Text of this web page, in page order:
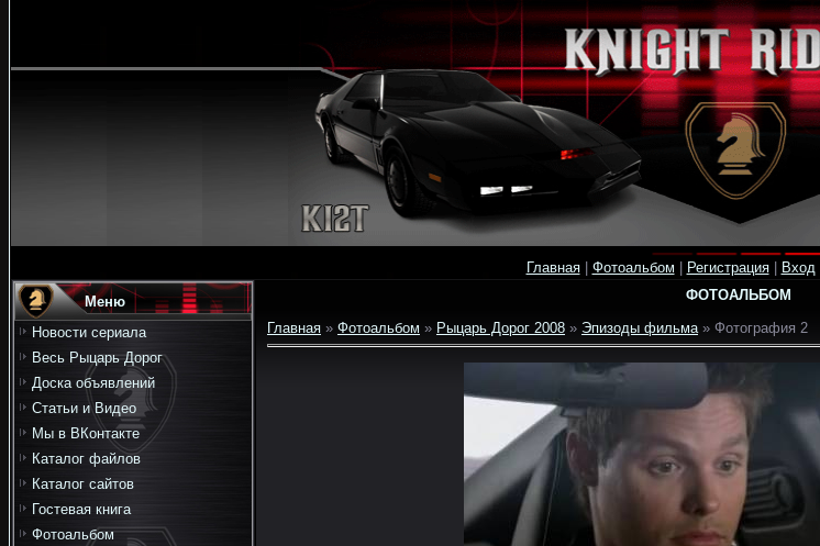
Главная| Фотоальбом Регистрация| Вход|
Меню
Новости сериала
Весь Рыцарь Дорог
Доска объявлений
Статьи и Видео
Мы в ВКонтакте
Каталог файлов
Каталог сайтов
Гостевая книга
Фотоальбом
ФОТОАЛЬБОМ
Главная » Фотоальбом » Рыцарь Дорог 2008 » Эпизоды фильма» Фотография 2